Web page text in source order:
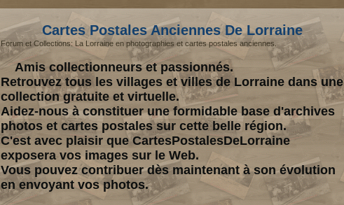
Cartes Postales Anciennes De Lorraine
Forum et Collections: La Lorraine en photographies et cartes postales anciennes.
Amis collectionneurs et passionnés.
Retrouvez tous les villages et villes de Lorraine dans une
collection gratuite et virtuelle.
Aidez-nous à constituer une formidable base d'archives
photos et cartes postales sur cette belle région.
C'est avec plaisir que CartesPostalesDeLorraine
exposera vos images sur le Web.
Vous pouvez contribuer dès maintenant à son évolution
en envoyant vos photos.